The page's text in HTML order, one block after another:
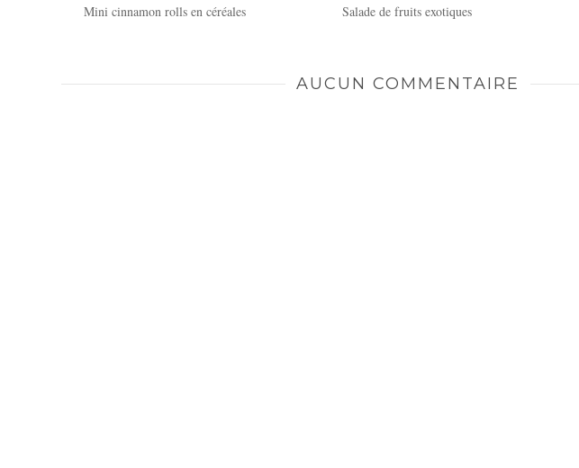
Mini cinnamon rolls en céréales Salade de fruits exotiques
AUCUN COMMENTAIRE